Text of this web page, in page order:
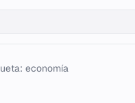
economía